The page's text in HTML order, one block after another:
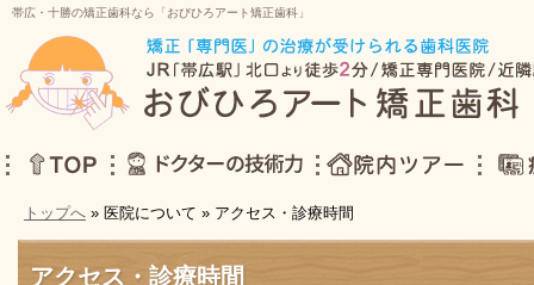
アクセス・診療時間
帯広・十勝の矯正歯科なら「おびひろアート矯正歯科」
トップへ » 医院について » アクセス・診療時間